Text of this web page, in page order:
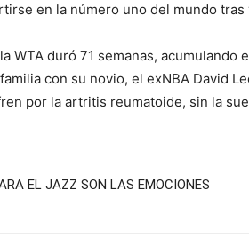
en la número uno del mundo
WTA duró 71 semanas,
con su novio, el exNBA David
por la artritis reumatoide, sin la
EL JAZZ SON LAS EMOCIONES